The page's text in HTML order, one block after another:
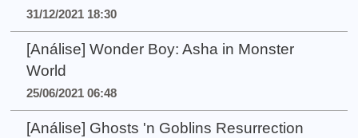
31/12/2021 18:30
[Análise] Wonder Boy: Asha in Monster
World
25/06/2021 06:48
[Análise] Ghosts 'n Goblins Resurrection